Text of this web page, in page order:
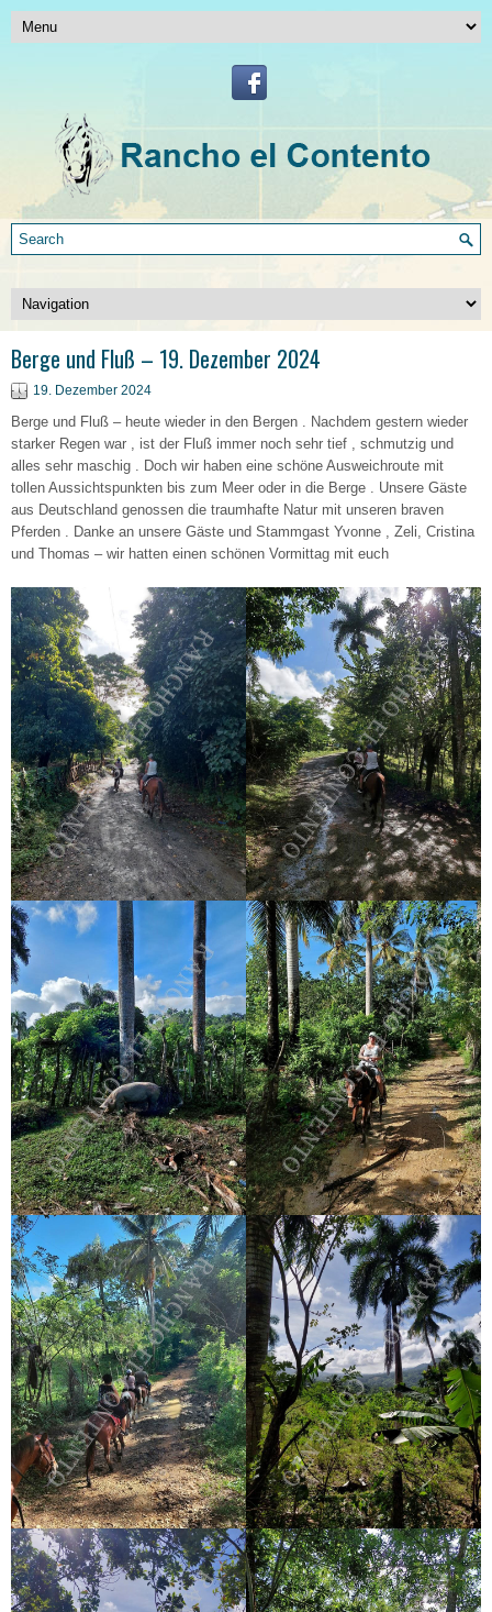
Berge und Fluß – 19. Dezember 2024
19. Dezember 2024
Berge und Fluß – heute wieder in den Bergen . Nachdem gestern wieder
starker Regen war , ist der Fluß immer noch sehr tief , schmutzig und
alles sehr maschig . Doch wir haben eine schöne Ausweichroute mit
tollen Aussichtspunkten bis zum Meer oder in die Berge . Unsere Gäste
aus Deutschland genossen die traumhafte Natur mit unseren braven
Pferden . Danke an unsere Gäste und Stammgast Yvonne , Zeli, Cristina
und Thomas – wir hatten einen schönen Vormittag mit euch